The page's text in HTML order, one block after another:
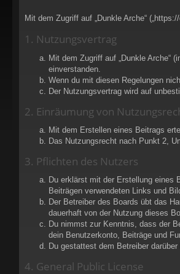
Mit dem Zugriff auf „Dunkle Arche“
1. Nutzungsvertrag
Mit dem Zugriff auf „Dunkle Arche“
einverstanden.
Wenn du mit diesen Regelungen
Der Nutzungsvertrag wird auf
2. Einräumung von
Mit dem Erstellen eines Beitrags
Das Nutzungsrecht nach Punkt 2,
3. Pflichten des Nutzers
Du erklärst mit der Erstellung eines
Beiträgen verwendeten Links und
Der Betreiber des Boards übt das
dauerhaft von der Nutzung dieses
Du nimmst zur Kenntnis, dass der
dein Benutzerkonto, Beiträge und
Du gestattest dem Betreiber
4. General Public License